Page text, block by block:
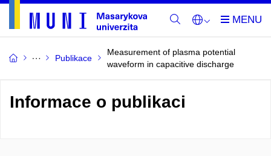
Publikace
Measurement of plasma potential
waveform in capacitive discharge
Informace o publikaci